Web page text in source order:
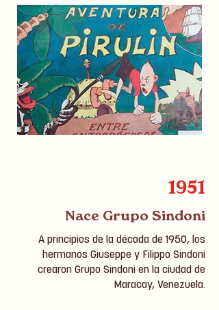
1951
Nace Grupo Sindoni
A principios de la década de 1950, los
hermanos Giuseppe y Filippo Sindoni
crearon Grupo Sindoni en la ciudad de
Maracay, Venezuela.